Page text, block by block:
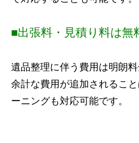
■出張料・見積り料は無
遺品整理に伴う費用は明朗
余計な費用が追加されるこ
ーニングも対応可能です。